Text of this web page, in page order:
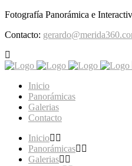
Fotografía Panorámica e
Contacto:
Inicio
Panorámicas
Galerias
Contacto
Inicio
Panorámicas
Galerias